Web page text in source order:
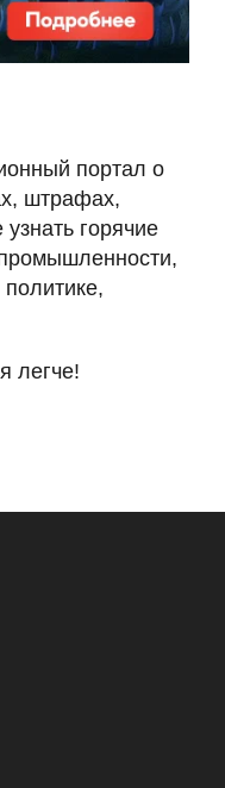
портал о
штрафах,
горячие
легче!